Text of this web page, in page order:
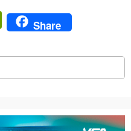
PrintFriendly
Share